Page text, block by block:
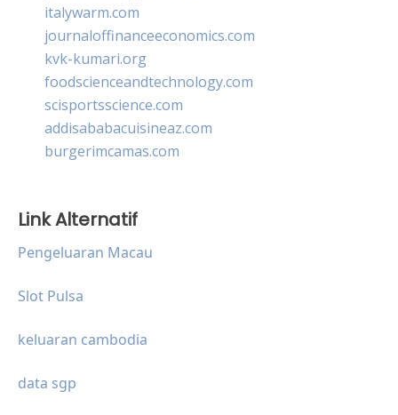
italywarm.com
journaloffinanceeconomics.com
kvk-kumari.org
foodscienceandtechnology.com
scisportsscience.com
addisababacuisineaz.com
burgerimcamas.com
Link Alternatif
Pengeluaran Macau
Slot Pulsa
keluaran cambodia
data sgp